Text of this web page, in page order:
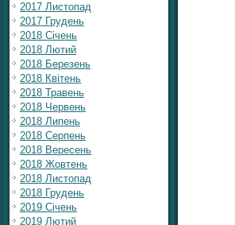
2017 Листопад
2017 Грудень
2018 Січень
2018 Лютий
2018 Березень
2018 Квітень
2018 Травень
2018 Червень
2018 Липень
2018 Серпень
2018 Вересень
2018 Жовтень
2018 Листопад
2018 Грудень
2019 Січень
2019 Лютий